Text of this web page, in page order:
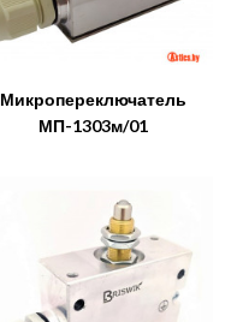
Микропереключатель
МП-1303м/01